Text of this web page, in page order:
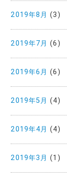
2019年8月 (3)
2019年7月 (6)
2019年6月 (6)
2019年5月 (4)
2019年4月 (4)
2019年3月 (1)